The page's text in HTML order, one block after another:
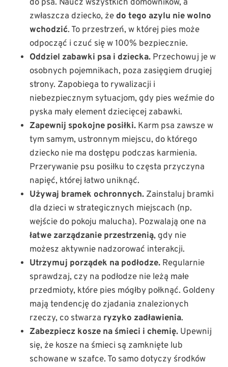
do psa. Naucz wszystkich domowników, a
zwłaszcza dziecko, że do tego azylu nie wolno
wchodzić. To przestrzeń, w której pies może
odpocząć i czuć się w 100% bezpiecznie.
Oddziel zabawki psa i dziecka. Przechowuj je w
osobnych pojemnikach, poza zasięgiem drugiej
strony. Zapobiega to rywalizacji i
niebezpiecznym sytuacjom, gdy pies weźmie do
pyska mały element dziecięcej zabawki.
Zapewnij spokojne posiłki. Karm psa zawsze w
tym samym, ustronnym miejscu, do którego
dziecko nie ma dostępu podczas karmienia.
Przerywanie psu posiłku to częsta przyczyna
napięć, której łatwo uniknąć.
Używaj bramek ochronnych. Zainstaluj bramki
dla dzieci w strategicznych miejscach (np.
wejście do pokoju malucha). Pozwalają one na
łatwe zarządzanie przestrzenią, gdy nie
możesz aktywnie nadzorować interakcji.
Utrzymuj porządek na podłodze. Regularnie
sprawdzaj, czy na podłodze nie leżą małe
przedmioty, które pies mógłby połknąć. Goldeny
mają tendencję do zjadania znalezionych
rzeczy, co stwarza ryzyko zadławienia.
Zabezpiecz kosze na śmieci i chemię. Upewnij
się, że kosze na śmieci są zamknięte lub
schowane w szafce. To samo dotyczy środków